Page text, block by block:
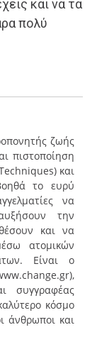
και να τα
πολύ
ζωής
πιστοποίηση
και
το ευρύ
να
την
και να
ατομικών
Είναι ο
συγγραφέας
κόσμο
άνθρωποι και